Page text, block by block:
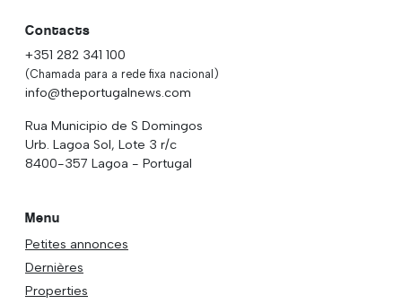
Contacts
+351 282 341 100
(Chamada para a rede fixa nacional)
info@theportugalnews.com
Rua Municipio de S Domingos
Urb. Lagoa Sol, Lote 3 r/c
8400-357 Lagoa - Portugal
Menu
Petites annonces
Dernières
Properties